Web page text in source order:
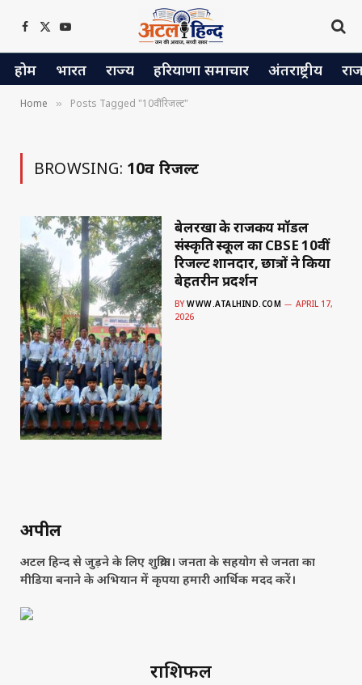
Facebook
X
(Twitter)
YouTube
होम भारत राज्य हरियाणा समाचार अंतराष्ट्रीय
Home » Posts Tagged "10वीं रिजल्ट"
BROWSING: 10वीं रिजल्ट
बेलरखा के राजकीय मॉडल
संस्कृति स्कूल का CBSE 10वीं
रिजल्ट शानदार, छात्रों ने किया
बेहतरीन प्रदर्शन
BY WWW.ATALHIND.COM
APRIL 17,
2026
अपील
अटल हिन्द से जुड़ने के लिए शुक्रिया। जनता के सहयोग से जनता का
मीडिया बनाने के अभियान में कृपया हमारी आर्थिक मदद करें।
राशिफल